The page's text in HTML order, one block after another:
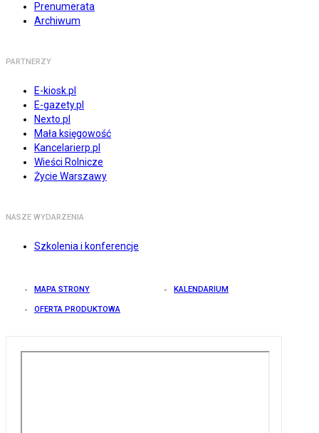
Prenumerata
Archiwum
PARTNERZY
E-kiosk.pl
E-gazety.pl
Nexto.pl
Mała księgowość
Kancelarierp.pl
Wieści Rolnicze
Życie Warszawy
NASZE WYDARZENIA
Szkolenia i konferencje
MAPA STRONY KALENDARIUM
OFERTA PRODUKTOWA